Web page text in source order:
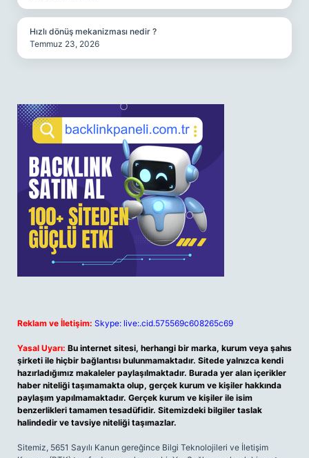
Hızlı dönüş mekanizması nedir ?
Temmuz 23, 2026
Reklam ve İletişim: Skype: live:.cid.575569c608265c69
Yasal Uyarı: Bu internet sitesi, herhangi bir marka, kurum veya şahıs
şirketi ile hiçbir bağlantısı bulunmamaktadır. Sitede yalnızca kendi
hazırladığımız makaleler paylaşılmaktadır. Burada yer alan içerikler
haber niteliği taşımamakta olup, gerçek kurum ve kişiler hakkında
paylaşım yapılmamaktadır. Gerçek kurum ve kişiler ile isim
benzerlikleri tamamen tesadüfidir. Sitemizdeki bilgiler taslak
halindedir ve tavsiye niteliği taşımazlar.
Sitemiz, 5651 Sayılı Kanun gereğince Bilgi Teknolojileri ve İletişim